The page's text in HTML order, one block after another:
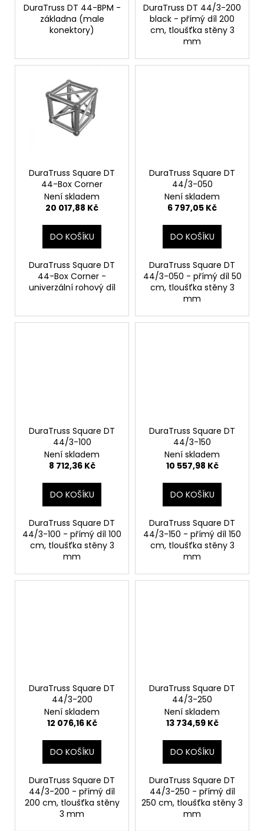
DuraTruss DT 44-BPM -
základna (male
konektory)
DuraTruss DT 44/3-200
black - přímý díl 200
cm, tloušťka stěny 3
mm
DuraTruss Square DT
44-Box Corner
Není skladem
20 017,88 Kč
DO KOŠÍKU
DuraTruss Square DT
44-Box Corner -
univerzální rohový díl
DuraTruss Square DT
44/3-050
Není skladem
6 797,05 Kč
DO KOŠÍKU
DuraTruss Square DT
44/3-050 - přímý díl 50
cm, tloušťka stěny 3
mm
DuraTruss Square DT
44/3-100
Není skladem
8 712,36 Kč
DO KOŠÍKU
DuraTruss Square DT
44/3-100 - přímý díl 100
cm, tloušťka stěny 3
mm
DuraTruss Square DT
44/3-150
Není skladem
10 557,98 Kč
DO KOŠÍKU
DuraTruss Square DT
44/3-150 - přímý díl 150
cm, tloušťka stěny 3
mm
DuraTruss Square DT
44/3-200
Není skladem
12 076,16 Kč
DO KOŠÍKU
DuraTruss Square DT
44/3-200 - přímý díl
200 cm, tloušťka stěny
3 mm
DuraTruss Square DT
44/3-250
Není skladem
13 734,59 Kč
DO KOŠÍKU
DuraTruss Square DT
44/3-250 - přímý díl
250 cm, tloušťka stěny 3
mm
e